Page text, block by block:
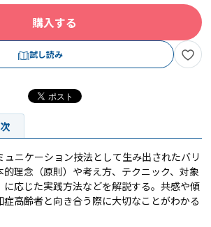
購入する
試し読み
ュニケーション技法として生み出されたバリ
的理念（原則）や考え方、テクニック、対象
に応じた実践方法などを解説する。共感や傾
高齢者と向き合う際に大切なことがわかる